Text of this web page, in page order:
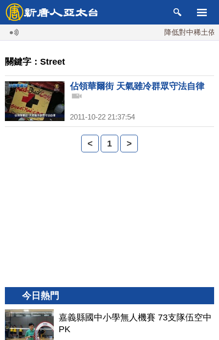
降低對中稀土依
關鍵字：Street
佔領華爾街 天氣雖冷群眾守法自律
2011-10-22 21:37:54
< 1 >
今日熱門
嘉義縣國中小學無人機賽 73支隊伍空中
PK